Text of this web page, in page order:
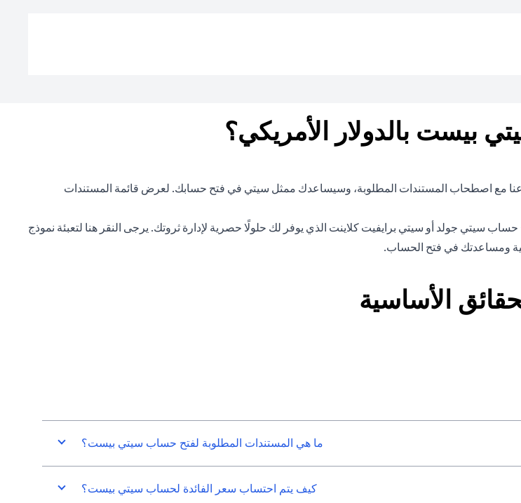
بيست بالدولار الأمريكي؟
دولار أمريكي، فيرجى زيارة أحد فروعنا مع اصطحاب المستندات المطلوبة، وسيساعدك ممثل سيتي في فتح حسابك. لعرض قائمة المستندات
النقر هنا لتعبئة نموذج
الأساسية
ما هي المستندات المطلوبة لفتح حساب سيتي بيست؟
كيف يتم احتساب سعر الفائدة لحساب سيتي بيست؟